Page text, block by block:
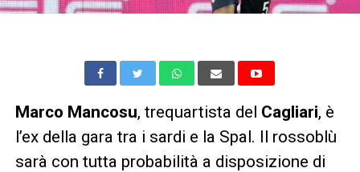
Marco Mancosu, trequartista del Cagliari, è
l’ex della gara tra i sardi e la Spal. Il rossoblù
sarà con tutta probabilità a disposizione di